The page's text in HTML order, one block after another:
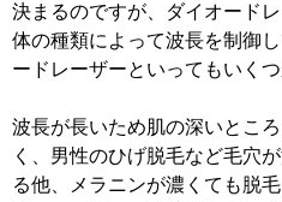
決まるのですが、ダイオード
体の種類によって波長を制御
ードレーザーといってもいく
波長が長いため肌の深いとこ
く、男性のひげ脱毛など毛穴
る他、メラニンが濃くても脱